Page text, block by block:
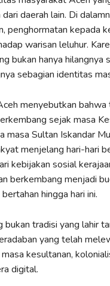
daerah lain. Di
penghormatan kepada
warisan leluhur.
bukan hanya hilangnya
sebagian identitas
menyebutkan bahwa
sejak masa
masa Sultan Iskandar
menjelang hari-hari
kebijakan sosial
berkembang menjadi
hingga hari ini.
tradisi yang lahir
yang telah
kesultanan,
digital.